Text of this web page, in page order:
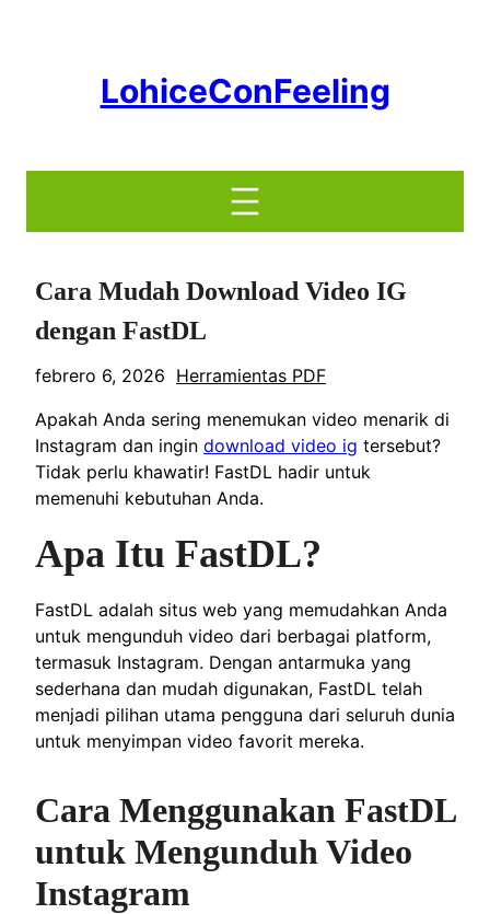
LohiceConFeeling
Cara Mudah Download Video IG
dengan FastDL
febrero 6, 2026 Herramientas PDF
Apakah Anda sering menemukan video menarik di
Instagram dan ingin download video ig tersebut?
Tidak perlu khawatir! FastDL hadir untuk
memenuhi kebutuhan Anda.
Apa Itu FastDL?
FastDL adalah situs web yang memudahkan Anda
untuk mengunduh video dari berbagai platform,
termasuk Instagram. Dengan antarmuka yang
sederhana dan mudah digunakan, FastDL telah
menjadi pilihan utama pengguna dari seluruh dunia
untuk menyimpan video favorit mereka.
Cara Menggunakan FastDL
untuk Mengunduh Video
Instagram